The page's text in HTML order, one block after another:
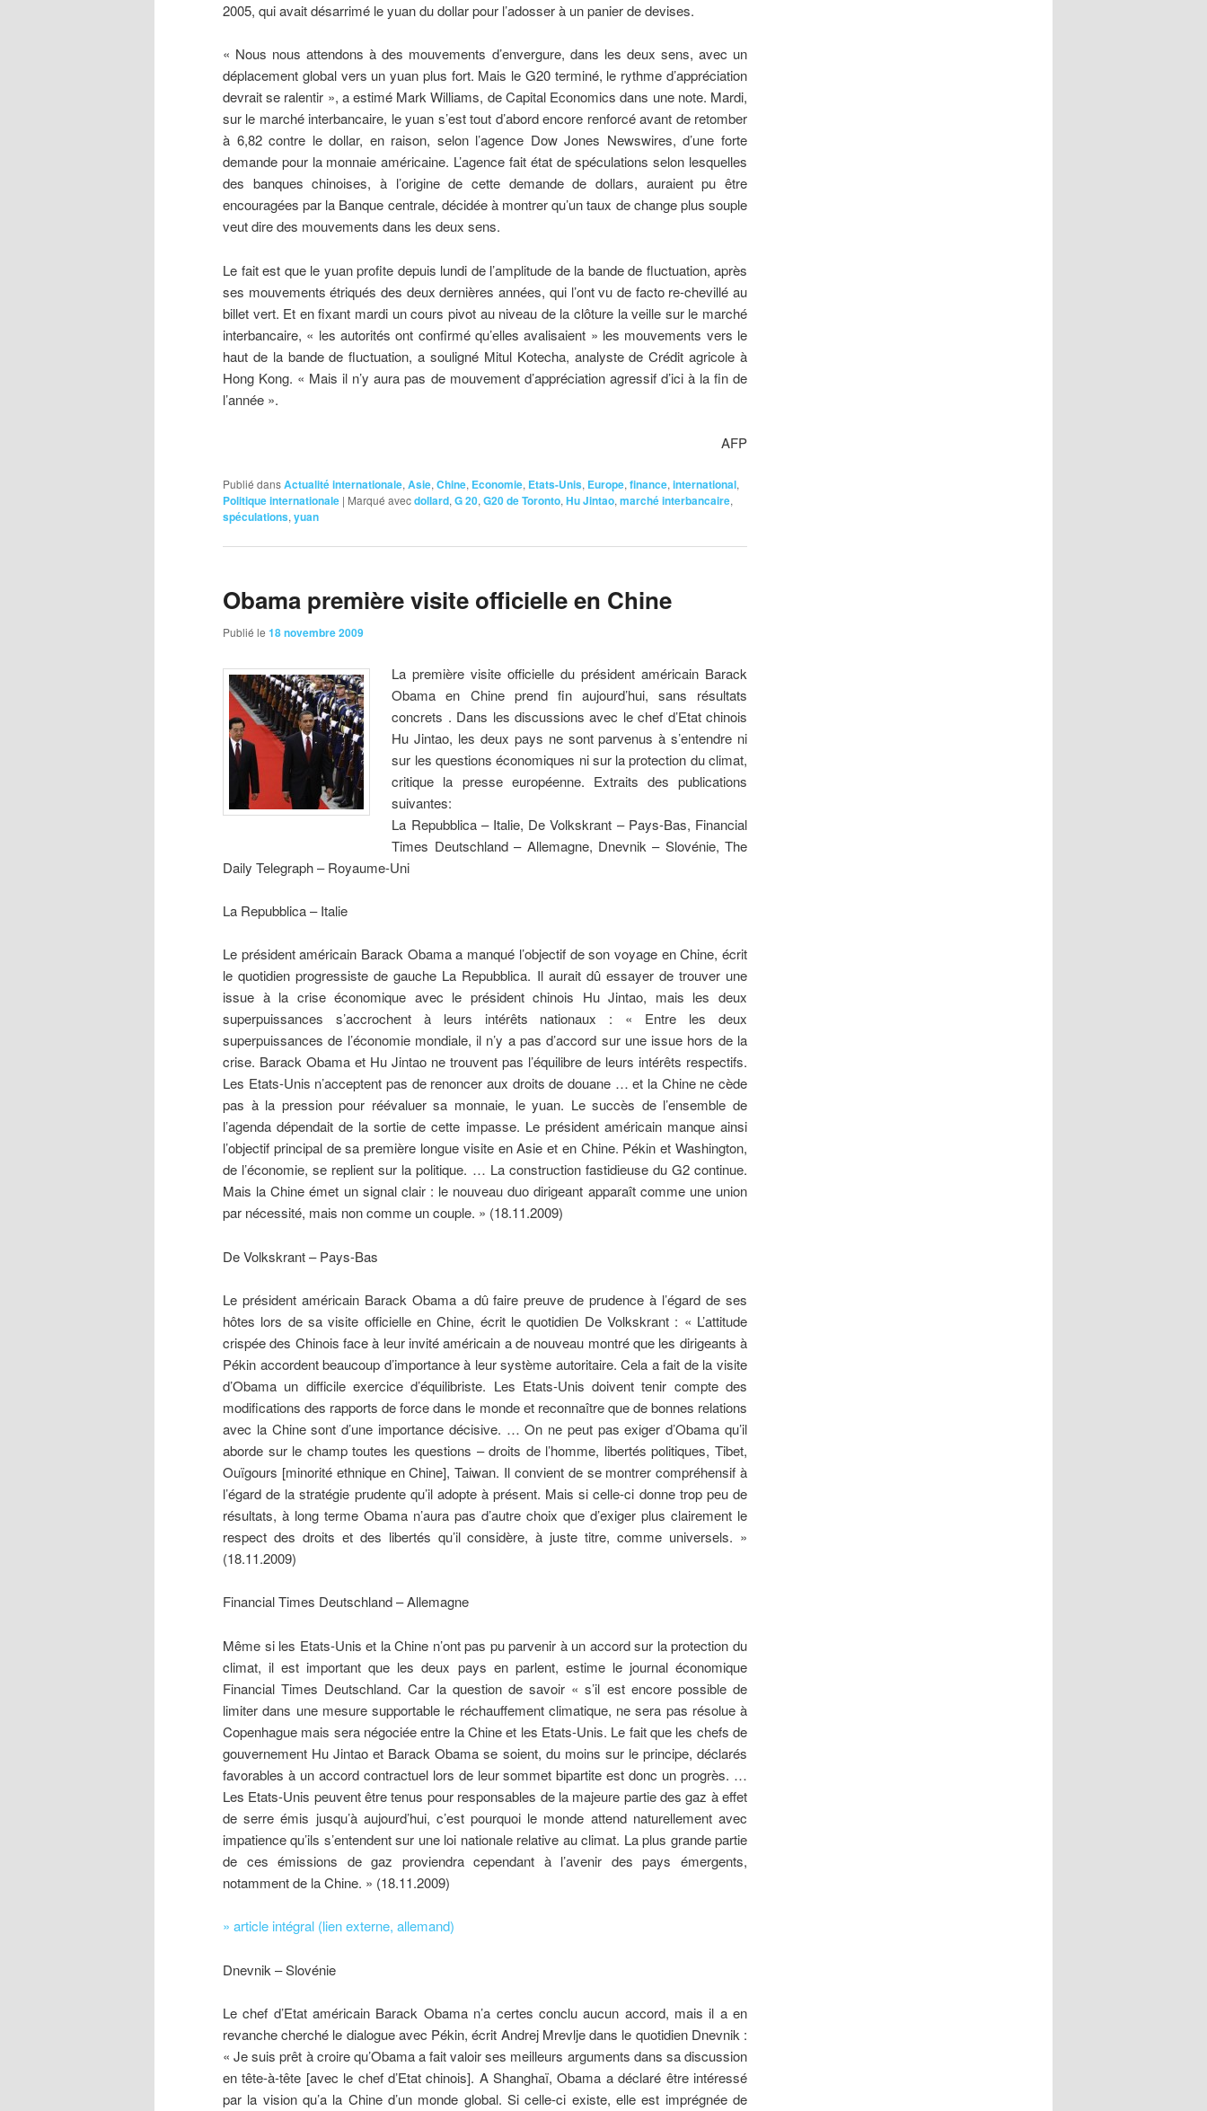
2005, qui avait désarrimé le yuan du dollar pour l’adosser à un panier de devises.
« Nous nous attendons à des mouvements d’envergure, dans les deux sens, avec un
déplacement global vers un yuan plus fort. Mais le G20 terminé, le rythme d’appréciation
devrait se ralentir », a estimé Mark Williams, de Capital Economics dans une note. Mardi,
sur le marché interbancaire, le yuan s’est tout d’abord encore renforcé avant de retomber
à 6,82 contre le dollar, en raison, selon l’agence Dow Jones Newswires, d’une forte
demande pour la monnaie américaine. L’agence fait état de spéculations selon lesquelles
des banques chinoises, à l’origine de cette demande de dollars, auraient pu être
encouragées par la Banque centrale, décidée à montrer qu’un taux de change plus souple
veut dire des mouvements dans les deux sens.
Le fait est que le yuan profite depuis lundi de l’amplitude de la bande de fluctuation, après
ses mouvements étriqués des deux dernières années, qui l’ont vu de facto re-chevillé au
billet vert. Et en fixant mardi un cours pivot au niveau de la clôture la veille sur le marché
interbancaire, « les autorités ont confirmé qu’elles avalisaient » les mouvements vers le
haut de la bande de fluctuation, a souligné Mitul Kotecha, analyste de Crédit agricole à
Hong Kong. « Mais il n’y aura pas de mouvement d’appréciation agressif d’ici à la fin de
l’année ».
AFP
Publié dansActualité internationale, Asie, Chine, Economie, Etats-Unis, Europe, finance, international,
Politique internationale | Marqué avecdollard, G 20, G20 de Toronto, Hu Jintao, marché interbancaire,
spéculations, yuan
Obama première visite officielle en Chine
Publié le 18 novembre 2009
Lapremière visite officielle du président américain Barack
Obama en Chine prend fin aujourd’hui, sans résultats
concrets . Dans les discussions avec le chef d’Etat chinois
Hu Jintao, les deux pays ne sont parvenus à s’entendre ni
sur les questions économiques ni sur la protection du climat,
critique la presse européenne. Extraits des publications
suivantes:
La Repubblica – Italie, De Volkskrant – Pays-Bas, Financial
Times Deutschland – Allemagne, Dnevnik – Slovénie, The
Daily Telegraph – Royaume-Uni
La Repubblica – Italie
Le président américain Barack Obama a manqué l’objectif de son voyage en Chine, écrit
le quotidien progressiste de gauche La Repubblica. Il aurait dû essayer de trouver une
issue à la crise économique avec le président chinois Hu Jintao, mais les deux
superpuissances s’accrochent à leurs intérêts nationaux : « Entre les deux
superpuissances de l’économie mondiale, il n’y a pas d’accord sur une issue hors de la
crise. Barack Obama et Hu Jintao ne trouvent pas l’équilibre de leurs intérêts respectifs.
Les Etats-Unis n’acceptent pas de renoncer aux droits de douane … et la Chine ne cède
pas à la pression pour réévaluer sa monnaie, le yuan. Le succès de l’ensemble de
l’agenda dépendait de la sortie de cette impasse. Le président américain manque ainsi
l’objectif principal de sa première longue visite en Asie et en Chine. Pékin et Washington,
de l’économie, se replient sur la politique. … La construction fastidieuse du G2 continue.
Mais la Chine émet un signal clair : le nouveau duo dirigeant apparaît comme une union
par nécessité, mais non comme un couple. » (18.11.2009)
De Volkskrant – Pays-Bas
Le président américain Barack Obama a dû faire preuve de prudence à l’égard de ses
hôtes lors de sa visite officielle en Chine, écrit le quotidien De Volkskrant : « L’attitude
crispée des Chinois face à leur invité américain a de nouveau montré que les dirigeants à
Pékin accordent beaucoup d’importance à leur système autoritaire. Cela a fait de la visite
d’Obama un difficile exercice d’équilibriste. Les Etats-Unis doivent tenir compte des
modifications des rapports de force dans le monde et reconnaître que de bonnes relations
avec la Chine sont d’une importance décisive. … On ne peut pas exiger d’Obama qu’il
aborde sur le champ toutes les questions – droits de l’homme, libertés politiques, Tibet,
Ouïgours [minorité ethnique en Chine], Taiwan. Il convient de se montrer compréhensif à
l’égard de la stratégie prudente qu’il adopte à présent. Mais si celle-ci donne trop peu de
résultats, à long terme Obama n’aura pas d’autre choix que d’exiger plus clairement le
respect des droits et des libertés qu’il considère, à juste titre, comme universels. »
(18.11.2009)
Financial Times Deutschland – Allemagne
Même si les Etats-Unis et la Chine n’ont pas pu parvenir à un accord sur la protection du
climat, il est important que les deux pays en parlent, estime le journal économique
Financial Times Deutschland. Car la question de savoir « s’il est encore possible de
limiter dans une mesure supportable le réchauffement climatique, ne sera pas résolue à
Copenhague mais sera négociée entre la Chine et les Etats-Unis. Le fait que les chefs de
gouvernement Hu Jintao et Barack Obama se soient, du moins sur le principe, déclarés
favorables à un accord contractuel lors de leur sommet bipartite est donc un progrès. …
Les Etats-Unis peuvent être tenus pour responsables de la majeure partie des gaz à effet
de serre émis jusqu’à aujourd’hui, c’est pourquoi le monde attend naturellement avec
impatience qu’ils s’entendent sur une loi nationale relative au climat. La plus grande partie
de ces émissions de gaz proviendra cependant à l’avenir des pays émergents,
notamment de la Chine. » (18.11.2009)
» article intégral (lien externe, allemand)
Dnevnik – Slovénie
Le chef d’Etat américain Barack Obama n’a certes conclu aucun accord, mais il a en
revanche cherché le dialogue avec Pékin, écrit Andrej Mrevlje dans le quotidien Dnevnik :
« Je suis prêt à croire qu’Obama a fait valoir ses meilleurs arguments dans sa discussion
en tête-à-tête [avec le chef d’Etat chinois]. A Shanghaï, Obama a déclaré être intéressé
par la vision qu’a la Chine d’un monde global. Si celle-ci existe, elle est imprégnée de